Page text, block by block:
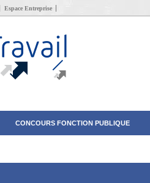
Espace Entreprise
CONCOURS FONCTION PUBLIQUE